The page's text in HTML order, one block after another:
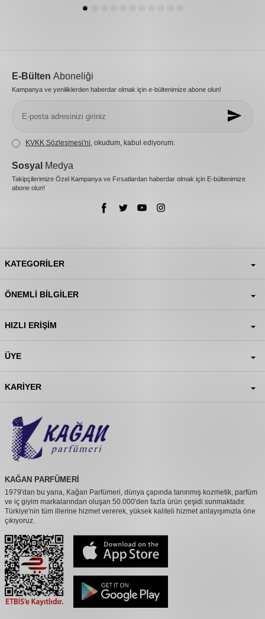
E-Bülten Aboneliği
Kampanya ve yeniliklerden haberdar olmak için e-bültenimize abone olun!
KVKK Sözleşmesi'ni , okudum, kabul ediyorum.
Sosyal Medya
Takipçilerimize Özel Kampanya ve Fırsatlardan haberdar olmak için E-bültenimize
abone olun!
KATEGORILER
ÖNEMLI BILGILER
HIZLI ERIŞIM
ÜYE
KARIYER
KAĞAN PARFÜMERİ
1979'dan bu yana, Kağan Parfümeri, dünya çapında tanınmış kozmetik, parfüm
ve iç giyim markalarından oluşan 50.000'den fazla ürün çeşidi sunmaktadır.
Türkiye'nin tüm illerine hizmet vererek, yüksek kaliteli hizmet anlayışımızla öne
çıkıyoruz.